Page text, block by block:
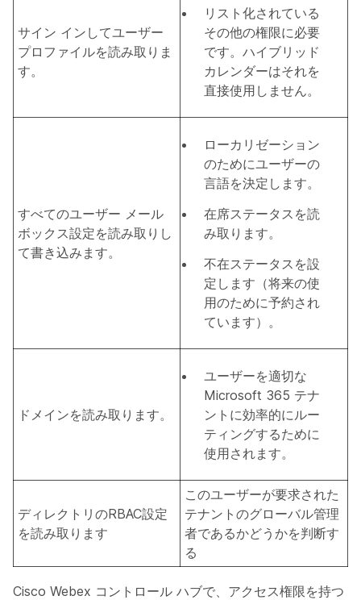
サイン インしてユーザー
プロファイルを読み取りま
す。
リスト化されている
その他の権限に必要
です。ハイブリッド
カレンダーはそれを
直接使用しません。
すべてのユーザー メール
ボックス設定を読み取りし
て書き込みます。
ローカリゼーション
のためにユーザーの
言語を決定します。
在席ステータスを読
み取ります。
不在ステータスを設
定します（将来の使
用のために予約され
ています）。
ドメインを読み取ります。
ユーザーを適切な
Microsoft 365 テナ
ントに効率的にルー
ティングするために
使用されます。
ディレクトリのRBAC設定
を読み取ります
このユーザーが要求された
テナントのグローバル管理
者であるかどうかを判断す
る
Cisco Webex コントロール ハブで、アクセス権限を持つ